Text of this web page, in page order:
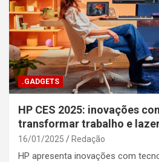
.GADGETS
HP CES 2025: inovações
transformar trabalho e
16/01/2025 Redação
HP apresenta inovações com